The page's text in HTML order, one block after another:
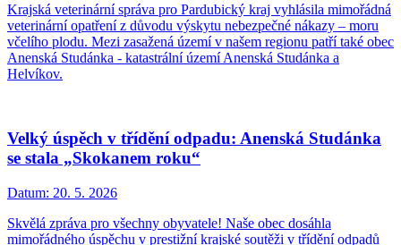
Krajská veterinární správa pro Pardubický kraj vyhlásila mimořádná
veterinární opatření z důvodu výskytu nebezpečné nákazy – moru
včelího plodu. Mezi zasažená území v našem regionu patří také obec
Anenská Studánka - katastrální území Anenská Studánka a
Helvíkov.
Velký úspěch v třídění odpadu: Anenská Studánka
se stala „Skokanem roku“
Datum: 20. 5. 2026
Skvělá zpráva pro všechny obyvatele! Naše obec dosáhla
mimořádného úspěchu v prestižní krajské soutěži v třídění odpadů